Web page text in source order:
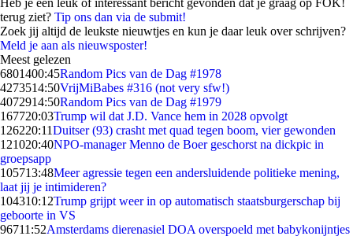
Heb je een leuk of interessant bericht gevonden dat je graag op FOK!
terug ziet? Tip ons dan via de submit!
Zoek jij altijd de leukste nieuwtjes en kun je daar leuk over schrijven?
Meld je aan als nieuwsposter!
Meest gelezen
6801400:45Random Pics van de Dag #1978
4273514:50VrijMiBabes #316 (not very sfw!)
4072914:50Random Pics van de Dag #1979
167720:03Trump wil dat J.D. Vance hem in 2028 opvolgt
126220:11Duitser (93) crasht met quad tegen boom, vier gewonden
121020:40NPO-manager Menno de Boer geschorst na dickpic in
groepsapp
105713:48Meer agressie tegen een andersluidende politieke mening,
laat jij je intimideren?
104310:12Trump grijpt weer in op automatisch staatsburgerschap bij
geboorte in VS
96711:52Amsterdams dierenasiel DOA overspoeld met babykonijntjes